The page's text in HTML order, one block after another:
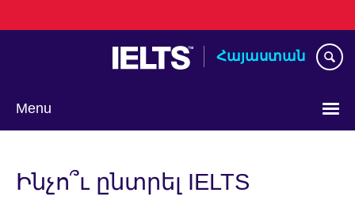
to
Հայաստան
Menu
language
Ինչո՞ւ ընտրել IELTS